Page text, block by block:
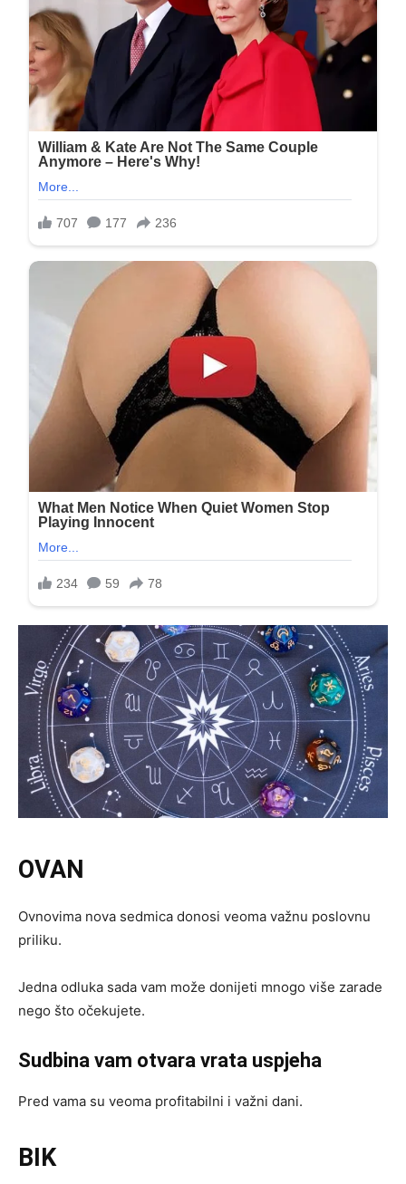
OVAN
Ovnovima nova sedmica donosi veoma važnu poslovnu
priliku.
Jedna odluka sada vam može donijeti mnogo više zarade
nego što očekujete.
Sudbina vam otvara vrata uspjeha
Pred vama su veoma profitabilni i važni dani.
BIK